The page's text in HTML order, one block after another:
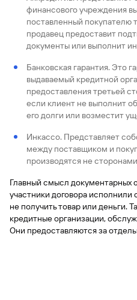
финансового учреждения
поставленный покупателю
продавец предоставит
документы или выполнит
Банковская гарантия. Это
выдаваемый кредитной
предоставления третьей
если клиент не выполнит
его долги или возместит
Инкассо. Представляет
между поставщиком и
производятся не
Главный смысл документарных
участники договора исполнили
не получить товар или деньги.
кредитные организации,
Они предоставляются за